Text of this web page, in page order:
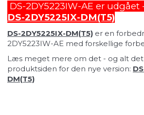
DS-2DY5223IW-AE er
DS-2DY5225IX-DM(T5)
DS-2DY5225IX-DM(T5) er en
2DY5223IW-AE med forskellige
Læs meget mere om det - og alt
produktsiden for den nye version:
DM(T5)